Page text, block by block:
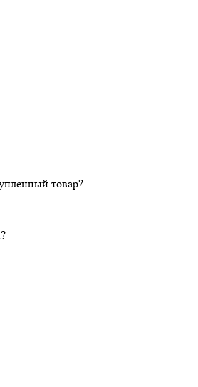
товар?